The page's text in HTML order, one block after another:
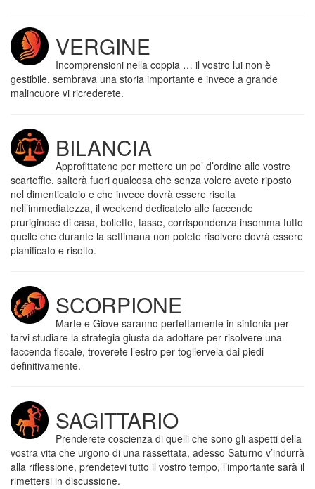
VERGINE
Incomprensioni nella coppia … il vostro lui non è
gestibile, sembrava una storia importante e invece a grande
malincuore vi ricrederete.
BILANCIA
Approfittatene per mettere un po’ d’ordine alle vostre
scartoffie, salterà fuori qualcosa che senza volere avete riposto
nel dimenticatoio e che invece dovrà essere risolta
nell’immediatezza, il weekend dedicatelo alle faccende
pruriginose di casa, bollette, tasse, corrispondenza insomma tutto
quelle che durante la settimana non potete risolvere dovrà essere
pianificato e risolto.
SCORPIONE
Marte e Giove saranno perfettamente in sintonia per
farvi studiare la strategia giusta da adottare per risolvere una
faccenda fiscale, troverete l’estro per togliervela dai piedi
definitivamente.
SAGITTARIO
Prenderete coscienza di quelli che sono gli aspetti della
vostra vita che urgono di una rassettata, adesso Saturno v’indurrà
alla riflessione, prendetevi tutto il vostro tempo, l’importante sarà il
rimettersi in discussione.